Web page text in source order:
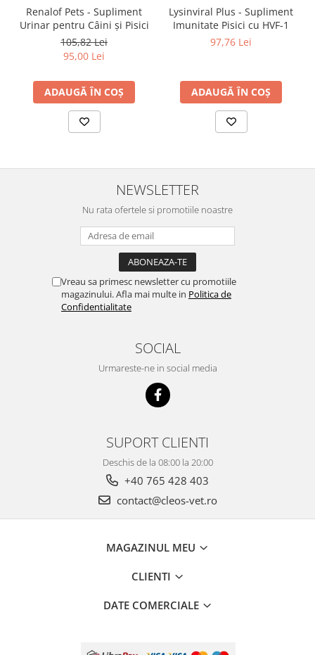
Renalof Pets - Supliment
Urinar pentru Câini și Pisici
105,82 Lei
95,00 Lei
ADAUGĂ ÎN COȘ
Lysinviral Plus - Supliment
Imunitate Pisici cu HVF-1
97,76 Lei
ADAUGĂ ÎN COȘ
NEWSLETTER
Nu rata ofertele si promotiile noastre
Vreau sa primesc newsletter cu promotiile
magazinului. Afla mai multe in Politica de
Confidentialitate
SOCIAL
Urmareste-ne in social media
SUPORT CLIENTI
Deschis de la 08:00 la 20:00
+40 765 428 403
contact@cleos-vet.ro
MAGAZINUL MEU
CLIENTI
DATE COMERCIALE